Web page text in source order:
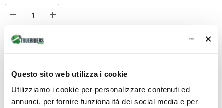
Questo sito web utilizza i cookie
Utilizziamo i cookie per personalizzare contenuti ed
annunci, per fornire funzionalità dei social media e per
Diminuire
quantità
per
per
Scooter
e
Moto
Givi
Aumenta
Scooter
e
Moto
Givi
Totale parziale: